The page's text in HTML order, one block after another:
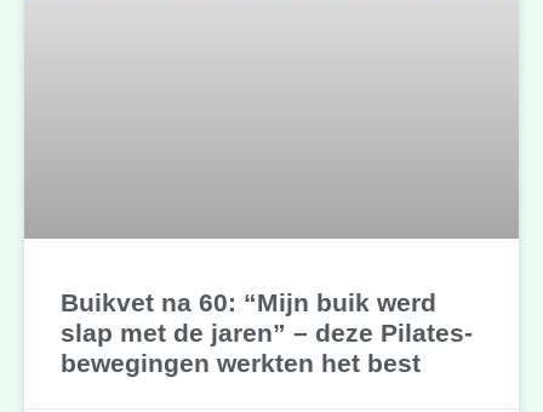
Buikvet na 60: “Mijn buik werd
slap met de jaren” – deze Pilates-
bewegingen werkten het best